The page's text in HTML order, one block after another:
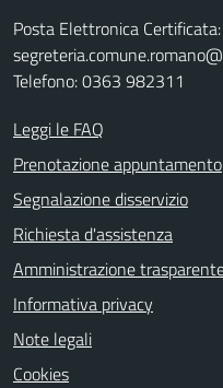
Posta Elettronica Certificata:
Telefono: 0363 982311
Leggi le FAQ
Prenotazione appuntamento
Segnalazione disservizio
Richiesta d'assistenza
Amministrazione
Informativa privacy
Note legali
Cookies